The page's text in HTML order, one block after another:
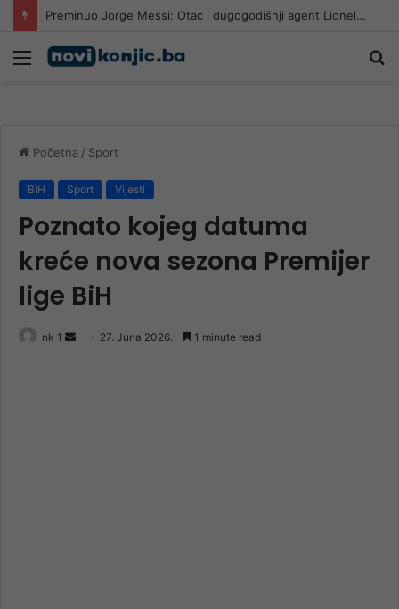
Preminuo Jorge Messi: Otac i dugogodišnji agent Lionela Messija
Meni
Početna / Sport
BiH Sport Vijesti
Poznato kojeg datuma
kreće nova sezona Premijer
lige BiH
nk 1
Send 27. Juna 2026. 1 minute read